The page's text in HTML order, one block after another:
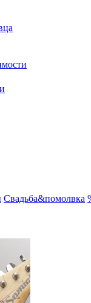
Свадьба&помолвка